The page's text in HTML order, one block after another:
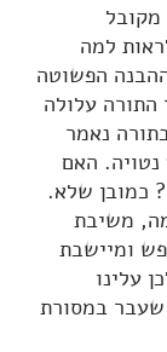
מקובל
למה
הפשוטה
עלולה
נאמר
האם
כמובן שלא.
משיבת
ומיישבת
עלינו
שעבר במסורת